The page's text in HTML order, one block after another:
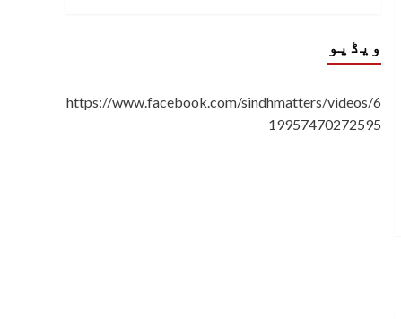
ویڈیو
https://www.facebook.com/sindhmatters/videos/6
19957470272595